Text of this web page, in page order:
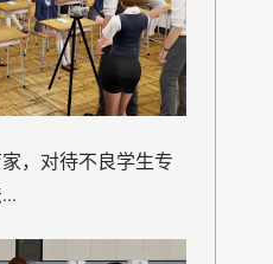
，对待不良学生专